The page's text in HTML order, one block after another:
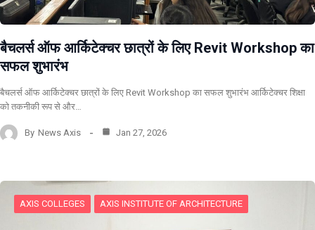
बैचलर्स ऑफ आर्किटेक्चर छात्रों के लिए Revit Workshop का
सफल शुभारंभ
बैचलर्स ऑफ आर्किटेक्चर छात्रों के लिए Revit Workshop का सफल शुभारंभ आर्किटेक्चर शिक्षा
को तकनीकी रूप से और…
By News Axis Jan 27, 2026
AXIS COLLEGES AXIS INSTITUTE OF ARCHITECTURE